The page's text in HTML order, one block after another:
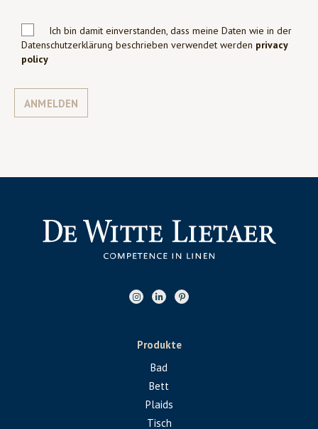
Ich bin damit einverstanden, dass meine Daten wie in der
Datenschutzerklärung beschrieben verwendet werden privacy
policy
ANMELDEN
Produkte
Bad
Bett
Plaids
Tisch